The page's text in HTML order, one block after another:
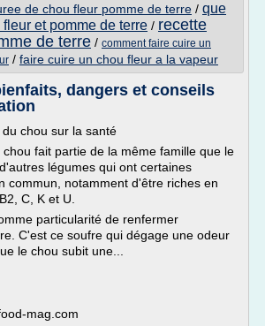
de chou fleur pomme de terre / que
et pomme de terre / recette
de terre / comment faire cuire un
/ faire cuire un chou fleur a la vapeur
dangers et conseils
chou sur la santé
fait partie de la même famille que le
légumes qui ont certaines
commun, notamment d'être riches en
C, K et U.
particularité de renfermer
C'est ce soufre qui dégage une odeur
le chou subit une...
mag.com